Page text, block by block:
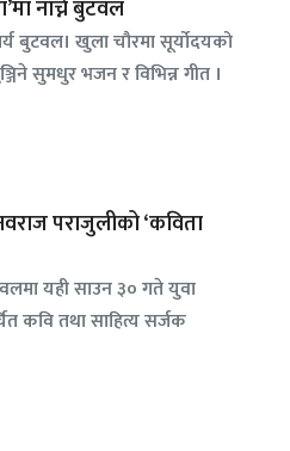
नाच्ने बुटवल
बुटवल। खुला चौरमा सूर्योदयको
सुमधुर भजन र विभिन्न गीत ।
पराजुलीको ‘कविता
यही साउन ३० गते युवा
कवि तथा साहित्य सर्जक